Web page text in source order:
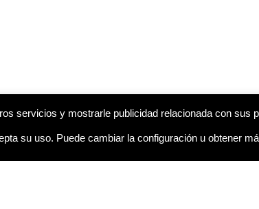
servicios y mostrarle publicidad relacionada con sus
su uso. Puede cambiar la configuración u obtener